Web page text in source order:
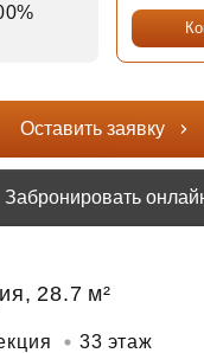
Оставить заявку
Забронировать
28.7 м²
33 этаж